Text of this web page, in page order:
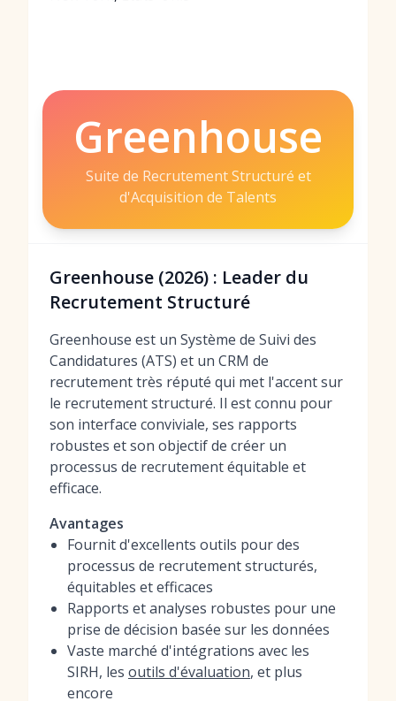
Greenhouse
Suite de Recrutement Structuré et
d'Acquisition de Talents
Greenhouse (2026) : Leader du
Recrutement Structuré
Greenhouse est un Système de Suivi des
Candidatures (ATS) et un CRM de
recrutement très réputé qui met l'accent sur
le recrutement structuré. Il est connu pour
son interface conviviale, ses rapports
robustes et son objectif de créer un
processus de recrutement équitable et
efficace.
Avantages
Fournit d'excellents outils pour des
processus de recrutement structurés,
équitables et efficaces
Rapports et analyses robustes pour une
prise de décision basée sur les données
Vaste marché d'intégrations avec les
SIRH, les outils d'évaluation, et plus
encore